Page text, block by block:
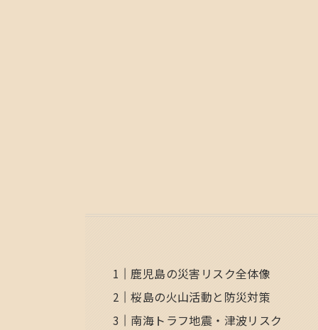
鹿児島の災害リスク全体像
桜島の火山活動と防災対策
南海トラフ地震・津波リスク